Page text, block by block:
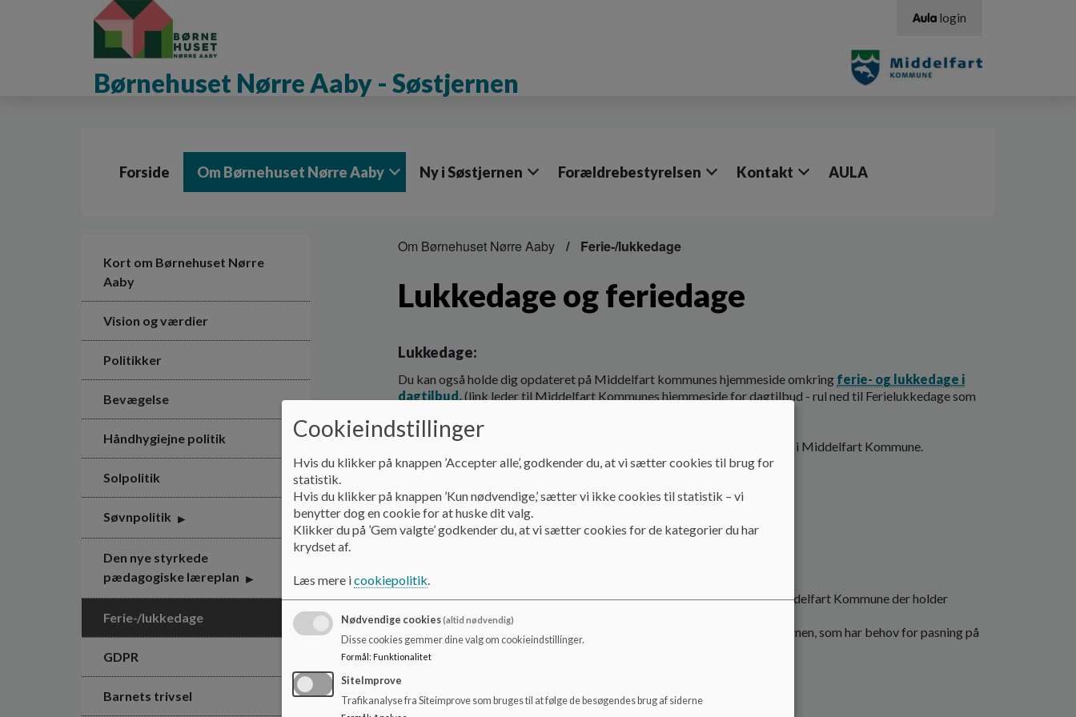
Børnehuset Nørre Aaby - Søstjernen
login
Forside Om Børnehuset Nørre Aaby Ny i Søstjernen Forældrebestyrelsen Kontakt AULA
Kort om Børnehuset Nørre
Aaby
Vision og værdier
Politikker
Bevægelse
Håndhygiejne politik
Solpolitik
Søvnpolitik
Den nye styrkede
pædagogiske læreplan
Ferie-/lukkedage
GDPR
Barnets trivsel
Om Børnehuset Nørre Aaby Ferie-/lukkedage
Lukkedage og feriedage
Lukkedage:
Du kan også holde dig opdateret på Middelfart kommunes hjemmeside omkring ferie- og lukkedage i
dagtilbud.(link leder til Middelfart Kommunes hjemmeside for dagtilbud - rul ned til Ferielukkedage som
Børnehuset Nørre Aaby er lukket og der er ikke tilbud om anden pasning i Middelfart Kommune.
Juleaftensdag d. 24/12
Grundlovsdag d. 5/6
Sampasningsdage:
Børnehuset Nørre Aaby, afd. Mikkelsbro, er en af de 3 institutioner i Middelfart Kommune der holder
åbent, for de familie der har behov for pasning.
Det betyder bl.a. også at de børn fra Børnehuset Nørre Aaby, afd. Søstjernen, som har behov for pasning på
nedenstående datoer, passes i afd. Mikkelsbro.
Dagen efter Kristi Himmelfartdag
Cookieindstillinger
Hvis du klikker på knappen ’Accepter alle’, godkender du, at vi sætter cookies til brug for
statistik.
Hvis du klikker på knappen ’Kun nødvendige,’ sætter vi ikke cookies til statistik – vi
benytter dog en cookie for at huske dit valg.
Klikker du på ’Gem valgte’ godkender du, at vi sætter cookies for de kategorier du har
krydset af.
Læs mere icookiepolitik.
Nødvendige cookies(altid nødvendig)
Disse cookies gemmer dine valg om cookieindstillinger.
Formål: Funktionalitet
SiteImprove
Trafikanalyse fra Siteimprove som bruges til at følge de besøgendes brug af siderne